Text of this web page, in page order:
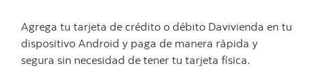
Agrega tu tarjeta de crédito o débito Davivienda en tu
dispositivo Android y paga de manera rápida y
segura sin necesidad de tener tu tarjeta física.